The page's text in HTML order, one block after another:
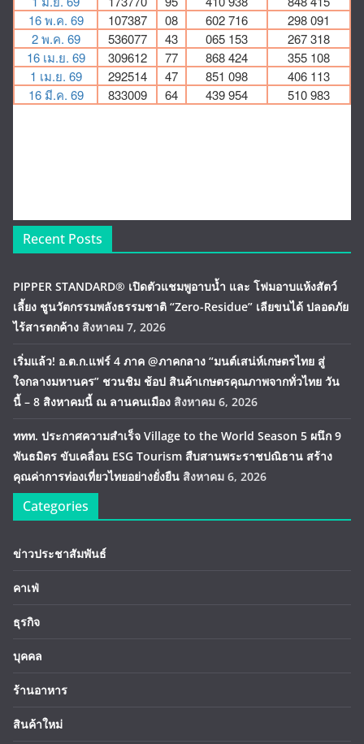
Recent Posts
PIPPER STANDARD® เปิดตัวแชมพูอาบน้ำ และ โฟมอาบแห้งสัตว์
เลี้ยง ชูนวัตกรรมพลังธรรมชาติ “Zero-Residue” เลียขนได้ ปลอดภัย
ไร้สารตกค้าง สิงหาคม 7, 2026
เริ่มแล้ว! อ.ต.ก.แฟร์ 4 ภาค @ภาคกลาง “มนต์เสน่ห์เกษตรไทย สู่
ใจกลางมหานคร” ชวนชิม ช้อป สินค้าเกษตรคุณภาพจากทั่วไทย วัน
นี้ – 8 สิงหาคมนี้ ณ ลานคนเมือง สิงหาคม 6, 2026
ททท. ประกาศความสำเร็จ Village to the World Season 5 ผนึก 9
พันธมิตร ขับเคลื่อน ESG Tourism สืบสานพระราชปณิธาน สร้าง
คุณค่าการท่องเที่ยวไทยอย่างยั่งยืน สิงหาคม 6, 2026
Categories
ข่าวประชาสัมพันธ์
คาเฟ่
ธุรกิจ
บุคคล
ร้านอาหาร
สินค้าใหม่